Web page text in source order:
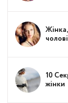
10
жінки